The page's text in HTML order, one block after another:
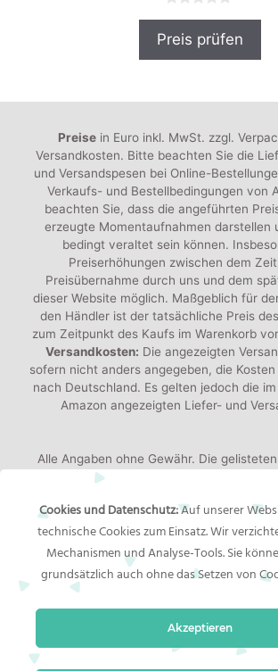
o
Preis prüfen
Preisein Euro inkl. MwSt. zzgl.
Versandkosten. Bitte beachten Sie die
und Versandspesen bei Online-
Verkaufs- und Bestellbedingungen von
beachten Sie, dass die angeführten
erzeugte Momentaufnahmen darstellen
bedingt veraltet sein können.
Preiserhöhungen zwischen dem
Preisübernahme durch uns und dem
dieser Website möglich. Maßgeblich für
den Händler ist der tatsächliche Preis
zum Zeitpunkt des Kaufs im Warenkorb
Versandkosten: Die angezeigten
sofern nicht anders angegeben, die
nach Deutschland. Es gelten jedoch die
Amazon angezeigten Liefer- und
Alle Angaben ohne Gewähr. Die
keine verbindlichen Werbeaussagen
jeweiligen Händler oder Hersteller
gelieferte Produkt kann von den
Impressum
Cookies und Datenschutz:Auf unserer
technische Cookies zum Einsatz. Wir
Mechanismen und Analyse-Tools. Sie
grundsätzlich auch ohne das Setzen von
Akzeptieren